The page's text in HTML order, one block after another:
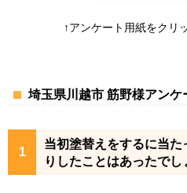
↑アンケート用紙をクリ
埼玉県川越市 筋野様アンケ
当初塗替えをするに当
りしたことはあったでし